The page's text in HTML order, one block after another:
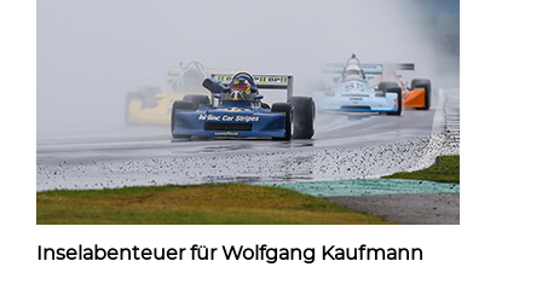
Inselabenteuer für Wolfgang Kaufmann